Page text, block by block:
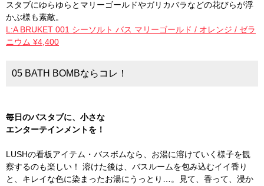
スタブにゆらゆらとマリーゴールドやガリカバラなどの花びらが浮
かぶ様も素敵。
L:A BRUKET 001 シーソルト バス マリーゴールド / オレンジ / ゼラ
ニウム ¥4,400
05 BATH BOMBならコレ！
毎日のバスタブに、小さな
エンターテインメントを！
LUSHの看板アイテム・バスボムなら、お湯に溶けていく様子を観
察するのも楽しい！ 溶けた後は、バスルームを包み込むイイ香り
と、キレイな色に染まったお湯にうっとり…。見て、香って、浸か